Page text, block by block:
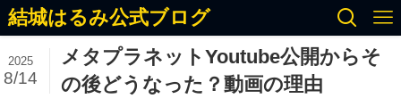
結城はるみ公式ブログ
メタプラネットYoutube公開からそ
の後どうなった？動画の理由
2025
8/14